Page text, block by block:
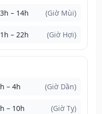
– 14h (Giờ Mùi)
– 22h (Giờ Hợi)
– 4h (Giờ Dần)
– 10h (Giờ Tỵ)